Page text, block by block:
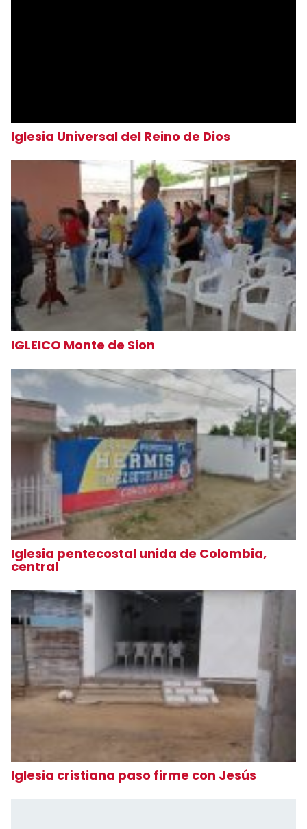
Iglesia Universal del Reino de Dios
IGLEICO Monte de Sion
Iglesia pentecostal unida de Colombia,
central
Iglesia cristiana paso firme con Jesús